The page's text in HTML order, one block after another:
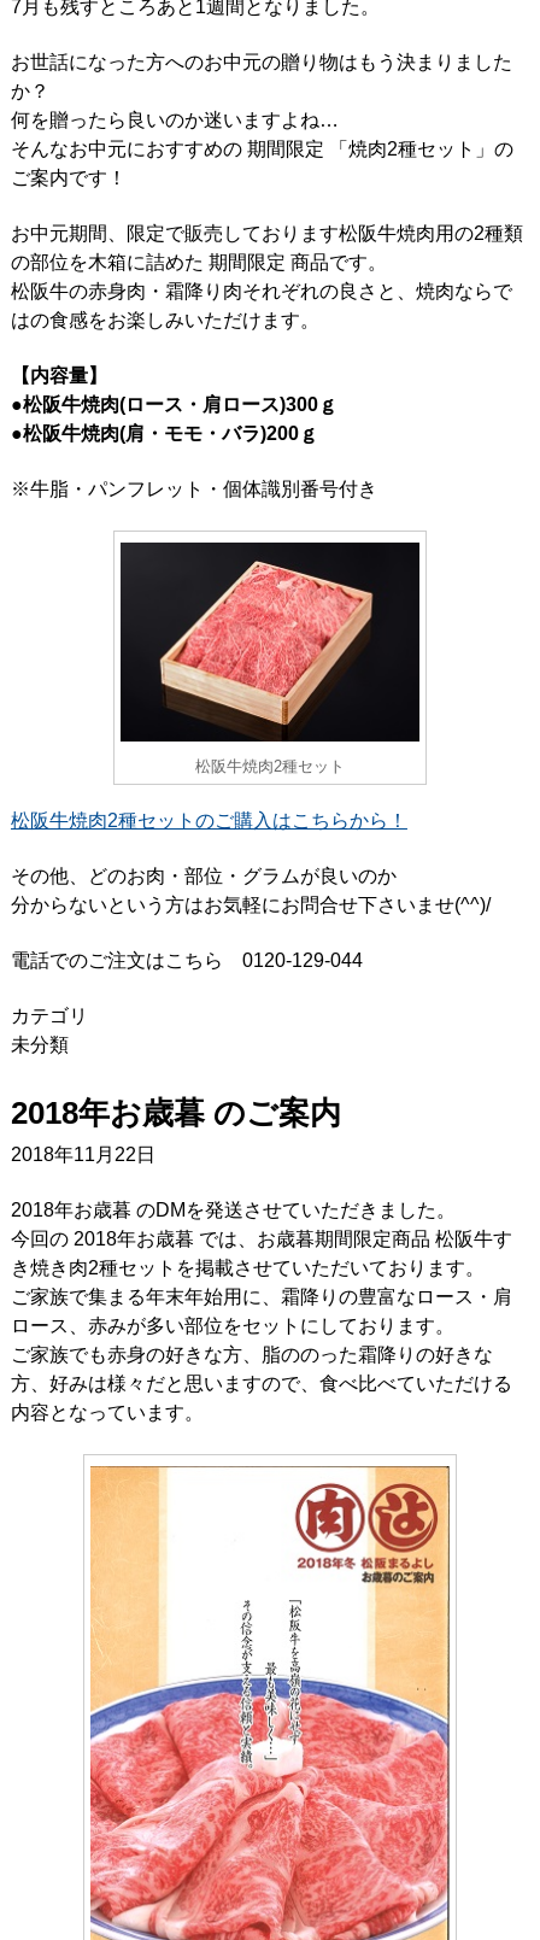
7月も残すところあと1週間となりました。
お世話になった方へのお中元の贈り物はもう決まりました
か？
何を贈ったら良いのか迷いますよね…
そんなお中元におすすめの 期間限定 「焼肉2種セット」の
ご案内です！
お中元期間、限定で販売しております松阪牛焼肉用の2種類
の部位を木箱に詰めた 期間限定 商品です。
松阪牛の赤身肉・霜降り肉それぞれの良さと、焼肉ならで
はの食感をお楽しみいただけます。
【内容量】
●松阪牛焼肉(ロース・肩ロース)300ｇ
●松阪牛焼肉(肩・モモ・バラ)200ｇ
※牛脂・パンフレット・個体識別番号付き
松阪牛焼肉2種セット
松阪牛焼肉2種セットのご購入はこちらから！
その他、どのお肉・部位・グラムが良いのか
分からないという方はお気軽にお問合せ下さいませ(^^)/
電話でのご注文はこちら 0120-129-044
カテゴリ
未分類
2018年お歳暮 のご案内
2018年11月22日
2018年お歳暮 のDMを発送させていただきました。
今回の 2018年お歳暮 では、お歳暮期間限定商品 松阪牛す
き焼き肉2種セットを掲載させていただいております。
ご家族で集まる年末年始用に、霜降りの豊富なロース・肩
ロース、赤みが多い部位をセットにしております。
ご家族でも赤身の好きな方、脂ののった霜降りの好きな
方、好みは様々だと思いますので、食べ比べていただける
内容となっています。